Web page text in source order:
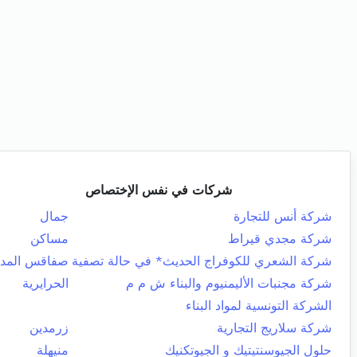
شركات في نفس الإختصاص
شركة أنس للتجارة
جمال
شركة مجدي قيراط
مساكن
شركة الشعري للكوفراج الحديث* في حالة تصفية صفاقس
شركة مجنبات الأليمنيوم والبناء ش م م
الحرايرية
الشركة التونسية لمواد البناء
شركة سلاريج التجارية
زرمدين
حلول الجيوسنتيتيك و الجيوتكنيك
منيهلة